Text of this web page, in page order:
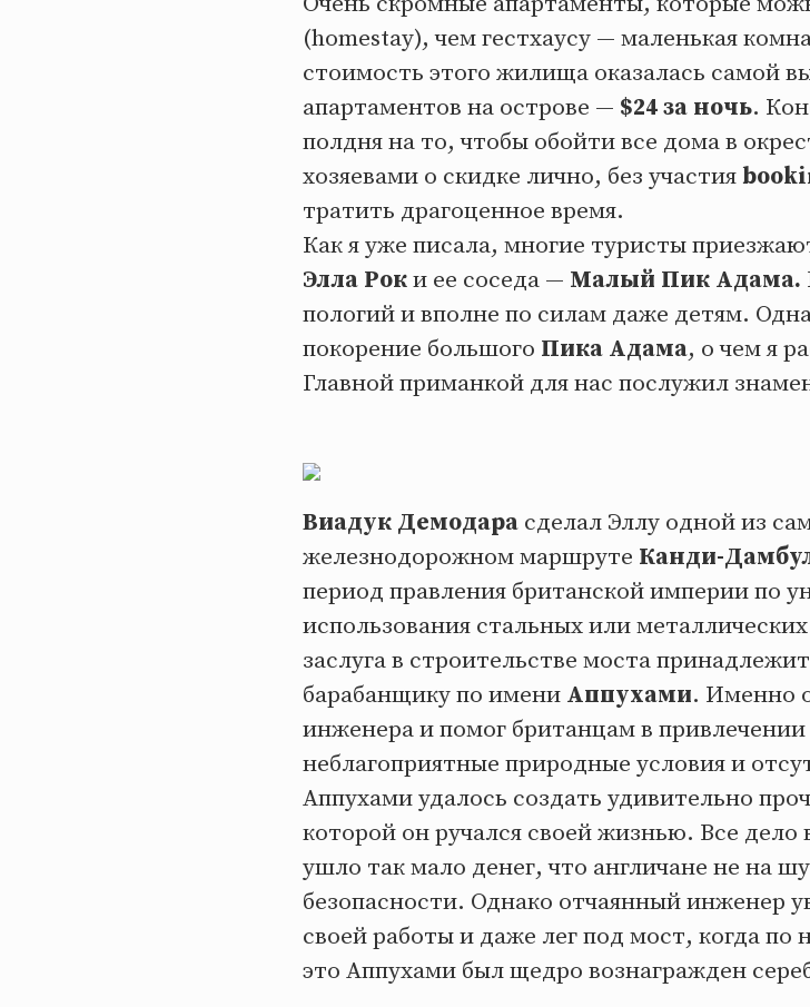
(homestay), чем гестхаусу — маленькая
стоимость этого жилища оказалась самой
апартаментов на острове — $24 за ночь.
полдня на то, чтобы обойти все дома в
хозяевами о скидке лично, без участия
тратить драгоценное время.
Как я уже писала, многие туристы
Элла Роки ее соседа — Малый Пик Адама.
пологий и вполне по силам даже детям.
покорение большого Пика Адама, о чем я
Главной приманкой для нас послужил
Виадук Демодара сделал Эллу одной из
железнодорожном маршруте Канди-
период правления британской империи по
использования стальных или
заслуга в строительстве моста
барабанщику по имени Аппухами. Именно
инженера и помог британцам в
неблагоприятные природные условия и
Аппухами удалось создать удивительно
которой он ручался своей жизнью. Все
ушло так мало денег, что англичане не на
безопасности. Однако отчаянный инженер
своей работы и даже лег под мост, когда по
это Аппухами был щедро вознагражден